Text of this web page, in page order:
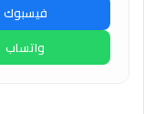
فيسبوك
واتساب